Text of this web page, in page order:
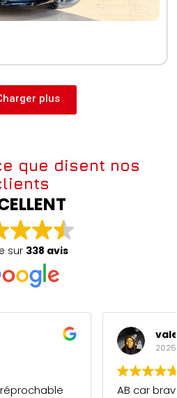
plus
que disent nos
sur 338 avis
professionnalisme.